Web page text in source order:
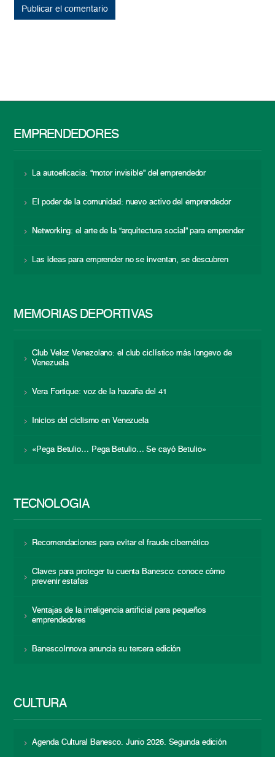
EMPRENDEDORES
La autoeficacia: “motor invisible” del emprendedor
El poder de la comunidad: nuevo activo del emprendedor
Networking: el arte de la “arquitectura social” para emprender
Las ideas para emprender no se inventan, se descubren
MEMORIAS DEPORTIVAS
Club Veloz Venezolano: el club ciclístico más longevo de
Venezuela
Vera Fortique: voz de la hazaña del 41
Inicios del ciclismo en Venezuela
«Pega Betulio… Pega Betulio… Se cayó Betulio»
TECNOLOGÍA
Recomendaciones para evitar el fraude cibernético
Claves para proteger tu cuenta Banesco: conoce cómo
prevenir estafas
Ventajas de la inteligencia artificial para pequeños
emprendedores
BanescoInnova anuncia su tercera edición
CULTURA
Agenda Cultural Banesco. Junio 2026. Segunda edición